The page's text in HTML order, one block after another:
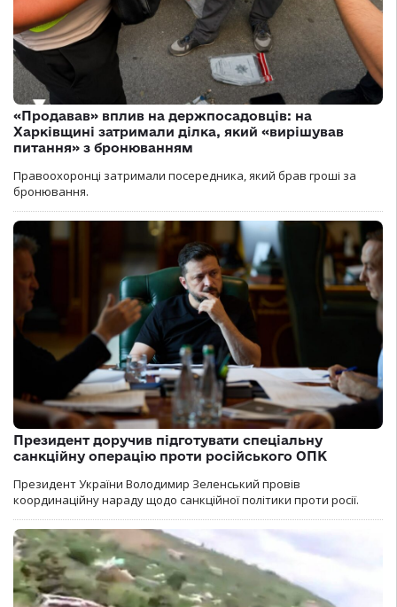
«Продавав» вплив на держпосадовців: на
Харківщині затримали ділка, який «вирішував
питання» з бронюванням
Правоохоронці затримали посередника, який брав гроші за
бронювання.
Президент доручив підготувати спеціальну
санкційну операцію проти російського ОПК
Президент України Володимир Зеленський провів
координаційну нараду щодо санкційної політики проти росії.